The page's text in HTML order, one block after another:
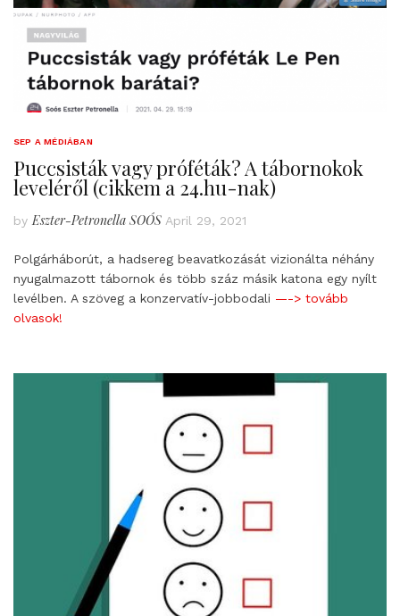
SEP A MÉDIÁBAN
Puccsisták vagy próféták? A tábornokok
leveléről (cikkem a 24.hu-nak)
byEszter-Petronella SOÓS April 29, 2021
Polgárháborút, a hadsereg beavatkozását vizionálta néhány
nyugalmazott tábornok és több száz másik katona egy nyílt
levélben. A szöveg a konzervatív-jobbodali —-> tovább
olvasok!